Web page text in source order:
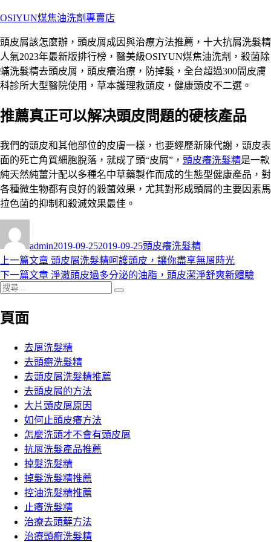
跳
主
要
內
容
OSIYUN煤焦油洗劑專賣店
頭皮屑該怎麼辦，頭皮屑成因與治療方法推薦，十大抗屑洗髮精
人氣2023年最新版排行榜，醫美級OSIYUN煤焦油洗劑，殺菌除
蟎洗髮精去頭皮屑，頭皮癢治療，防掉髮，全台超過300間皮膚
科診所大型醫院使用，草本護理救頭皮，健康頭皮不二選。
推薦真正可以解决頭皮問題的硬核產品
我們的頭皮和其他部位的皮膚一樣，也要經歷新陳代謝，頭皮表
面的死亡角質細胞脫落，就成了頭“皮屑”， 頭皮癢洗髮精是一款
純天然純薑汁配以多種名中草藥製作而成的生態型健康產品，對
各種微生物都有良好的殺菌效果，尤其對形成頭屑的主要因素馬
拉色菌的抑制和殺滅效果最佳。
者
admin佈
日
期:
2019-09-252019-09-25類
頭皮癢洗髮精
文
章
覽
上一篇文章 上
一
頭皮屑洗髮精呵護頭皮，讓你盡享無屑時光
下一篇文章 下
淨澈頭皮過多分泌的油脂，頭皮潔淨舒爽新體驗
搜
關
頁面
去屑洗髮精
去頭癬洗髮精
去頭皮屑洗髮精推薦
去頭皮屑的方法
大片頭皮屑原因
如何止頭皮癢方法
怎麼洗頭才不會有頭皮屑
抗屑洗髮產品推薦
掉髮洗髮精
掉髮洗髮精推薦
控油洗髮精推薦
止癢洗髮精
治療去頭蘚方法
治療頭癬洗髮精